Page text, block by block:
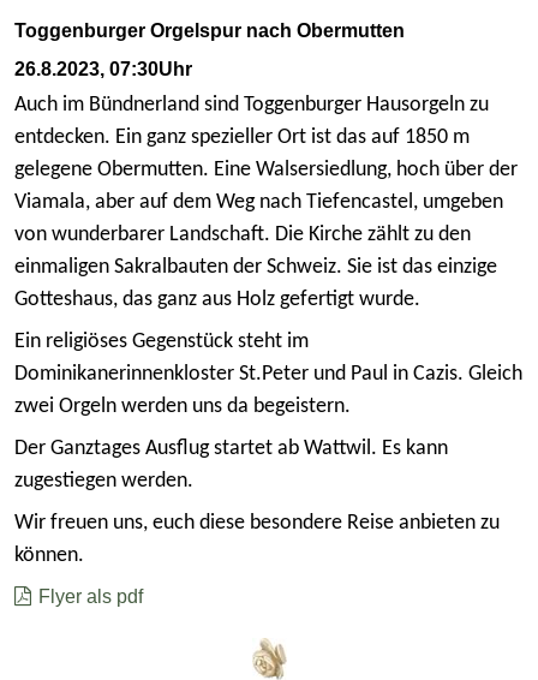
Toggenburger Orgelspur nach Obermutten
26.8.2023, 07:30Uhr
Auch im Bündnerland sind Toggenburger Hausorgeln zu
entdecken. Ein ganz spezieller Ort ist das auf 1850 m
gelegene Obermutten. Eine Walsersiedlung, hoch über der
Viamala, aber auf dem Weg nach Tiefencastel, umgeben
von wunderbarer Landschaft. Die Kirche zählt zu den
einmaligen Sakralbauten der Schweiz. Sie ist das einzige
Gotteshaus, das ganz aus Holz gefertigt wurde.
Ein religiöses Gegenstück steht im
Dominikanerinnenkloster St.Peter und Paul in Cazis. Gleich
zwei Orgeln werden uns da begeistern.
Der Ganztages Ausflug startet ab Wattwil. Es kann
zugestiegen werden.
Wir freuen uns, euch diese besondere Reise anbieten zu
können.
Flyer als pdf